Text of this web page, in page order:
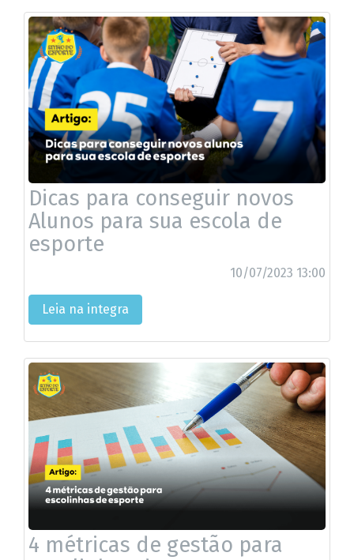
Dicas para conseguir novos
Alunos para sua escola de
esporte
10/07/2023 13:00
Leia na integra
4 métricas de gestão para